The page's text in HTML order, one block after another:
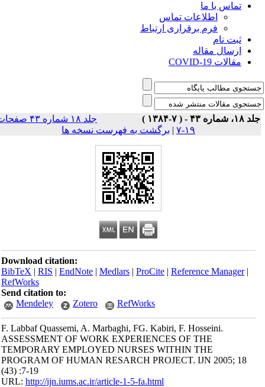
تماس با ما
اطلاعات تماس
فرم برقراری ارتباط
ثبت نام
ارسال مقاله
مقالات COVID-19
شماره ۴۳ - ( ۷-۱۳۸۴ )
جلد ۱۸ شماره ۴۳ صفحات
۱۹-۷
|برگشت به فهرست نسخه ها
Download citation:
BibTeX|RIS|EndNote|Medlars|ProCite|Reference Manager
RefWorks
Send citation to:
Mendeley
Zotero RefWorks
F. Labbaf Quassemi, A. Marbaghi, FG. Kabiri, F. Hosseini.
ASSESSMENT OF WORK EXPERIENCES OF THE
TEMPORARY EMPLOYED NURSES WITHIN THE
PROGRAM OF HUMAN RESARCH PROJECT. IJN 2005; 18
(43) :7-19
URL:http://ijn.iums.ac.ir/article-1-5-fa.html